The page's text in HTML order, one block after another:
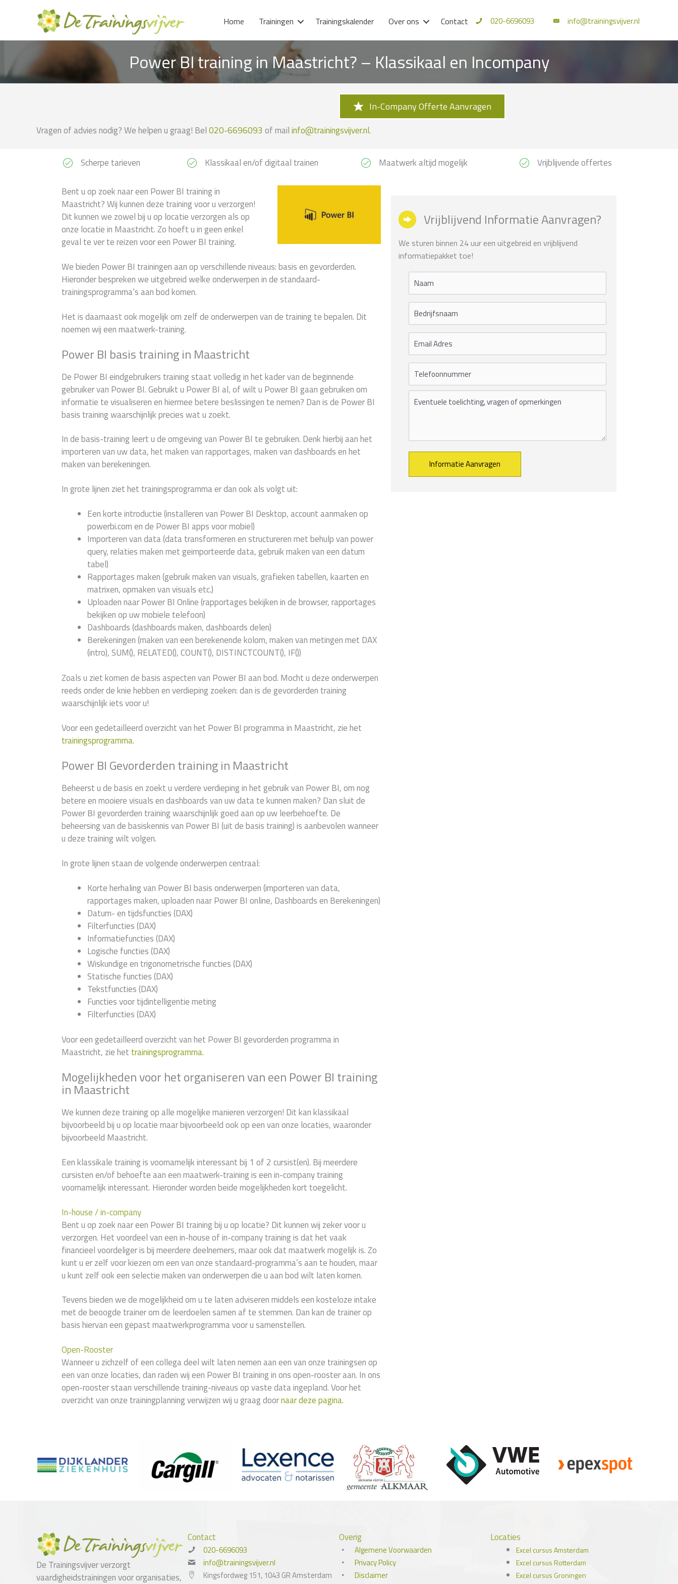
inhoud
Home Trainingen Trainingskalender Over ons Contact 020-6696093 info@trainingsvijver.nl
Power BI training in Maastricht? – Klassikaal en Incompany
In-Company Offerte Aanvragen
Vragen of advies nodig? We helpen u graag! Bel020-6696093 of mailinfo@trainingsvijver.nl.
Scherpe tarieven Klassikaal en/of digitaal trainen Maatwerk altijd mogelijk Vrijblijvende offertes
Bent u op zoek naar een Power BI training in
Maastricht? Wij kunnen deze training voor u verzorgen!
Dit kunnen we zowel bij u op locatie verzorgen als op
onze locatie in Maastricht. Zo hoeft u in geen enkel
geval te ver te reizen voor een Power BI training.
We bieden Power BI trainingen aan op verschillende niveaus: basis en gevorderden.
Hieronder bespreken we uitgebreid welke onderwerpen in de standaard-
trainingsprogramma’s aan bod komen.
Het is daarnaast ook mogelijk om zelf de onderwerpen van de training te bepalen. Dit
noemen wij een maatwerk-training.
Power BI basis training in Maastricht
De Power BI eindgebruikers training staat volledig in het kader van de beginnende
gebruiker van Power BI. Gebruikt u Power BI al, of wilt u Power BI gaan gebruiken om
informatie te visualiseren en hiermee betere beslissingen te nemen? Dan is de Power BI
basis training waarschijnlijk precies wat u zoekt.
In de basis-training leert u de omgeving van Power BI te gebruiken. Denk hierbij aan het
importeren van uw data, het maken van rapportages, maken van dashboards en het
maken van berekeningen.
In grote lijnen ziet het trainingsprogramma er dan ook als volgt uit:
Een korte introductie (installeren van Power BI Desktop, account aanmaken op
powerbi.com en de Power BI apps voor mobiel)
Importeren van data (data transformeren en structureren met behulp van power
query, relaties maken met geimporteerde data, gebruik maken van een datum
tabel)
Rapportages maken (gebruik maken van visuals, grafieken tabellen, kaarten en
matrixen, opmaken van visuals etc.)
Uploaden naar Power BI Online (rapportages bekijken in de browser, rapportages
bekijken op uw mobiele telefoon)
Dashboards (dashboards maken, dashboards delen)
Berekeningen (maken van een berekenende kolom, maken van metingen met DAX
(intro), SUM(), RELATED(), COUNT(), DISTINCTCOUNT(), IF())
Zoals u ziet komen de basis aspecten van Power BI aan bod. Mocht u deze onderwerpen
reeds onder de knie hebben en verdieping zoeken: dan is de gevorderden training
waarschijnlijk iets voor u!
Voor een gedetailleerd overzicht van het Power BI programma in Maastricht, zie het
trainingsprogramma.
Power BI Gevorderden training in Maastricht
Beheerst u de basis en zoekt u verdere verdieping in het gebruik van Power BI, om nog
betere en mooiere visuals en dashboards van uw data te kunnen maken? Dan sluit de
Power BI gevorderden training waarschijnlijk goed aan op uw leerbehoefte. De
beheersing van de basiskennis van Power BI (uit de basis training) is aanbevolen wanneer
u deze training wilt volgen.
In grote lijnen staan de volgende onderwerpen centraal:
Korte herhaling van Power BI basis onderwerpen (importeren van data,
rapportages maken, uploaden naar Power BI online, Dashboards en Berekeningen)
Datum- en tijdsfuncties (DAX)
Filterfuncties (DAX)
Informatiefuncties (DAX)
Logische functies (DAX)
Wiskundige en trigonometrische functies (DAX)
Statische functies (DAX)
Tekstfuncties (DAX)
Functies voor tijdintelligentie meting
Filterfuncties (DAX)
Voor een gedetailleerd overzicht van het Power BI gevorderden programma in
Maastricht, zie het trainingsprogramma.
Mogelijkheden voor het organiseren van een Power BI training
in Maastricht
We kunnen deze training op alle mogelijke manieren verzorgen! Dit kan klassikaal
bijvoorbeeld bij u op locatie maar bijvoorbeeld ook op een van onze locaties, waaronder
bijvoorbeeld Maastricht.
Een klassikale training is voornamelijk interessant bij 1 of 2 cursist(en). Bij meerdere
cursisten en/of behoefte aan een maatwerk-training is een in-company training
voornamelijk interessant. Hieronder worden beide mogelijkheden kort toegelicht.
In-house / in-company
Bent u op zoek naar een Power BI training bij u op locatie? Dit kunnen wij zeker voor u
verzorgen. Het voordeel van een in-house of in-company training is dat het vaak
financieel voordeliger is bij meerdere deelnemers, maar ook dat maatwerk mogelijk is. Zo
kunt u er zelf voor kiezen om een van onze standaard-programma’s aan te houden, maar
u kunt zelf ook een selectie maken van onderwerpen die u aan bod wilt laten komen.
Tevens bieden we de mogelijkheid om u te laten adviseren middels een kosteloze intake
met de beoogde trainer om de leerdoelen samen af te stemmen. Dan kan de trainer op
basis hiervan een gepast maatwerkprogramma voor u samenstellen.
Open-Rooster
Wanneer u zichzelf of een collega deel wilt laten nemen aan een van onze trainingsen op
een van onze locaties, dan raden wij een Power BI training in ons open-rooster aan. In ons
open-rooster staan verschillende training-niveaus op vaste data ingepland. Voor het
overzicht van onze trainingplanning verwijzen wij u graag doornaar deze pagina.
Vrijblijvend Informatie Aanvragen?
We sturen binnen 24 uur een uitgebreid en vrijblijvend
informatiepakket toe!
De Trainingsvijver verzorgt
vaardigheidstrainingen voor organisaties,
Contact
020-6696093
info@trainingsvijver.nl
Kingsfordweg 151, 1043 GR Amsterdam
Overig
Algemene Voorwaarden
Privacy Policy
Disclaimer
Locaties
Excel cursus Amsterdam
Excel cursus Rotterdam
Excel cursus Groningen